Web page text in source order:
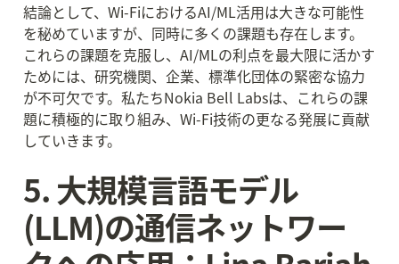
結論として、Wi-FiにおけるAI/ML活用は大きな可能性
を秘めていますが、同時に多くの課題も存在します。
これらの課題を克服し、AI/MLの利点を最大限に活かす
ためには、研究機関、企業、標準化団体の緊密な協力
が不可欠です。私たちNokia Bell Labsは、これらの課
題に積極的に取り組み、Wi-Fi技術の更なる発展に貢献
していきます。
5. 大規模言語モデル
(LLM)の通信ネットワー